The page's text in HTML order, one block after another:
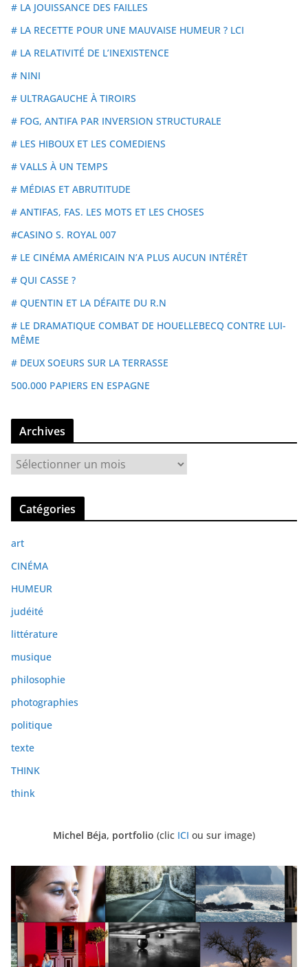
# LA JOUISSANCE DES FAILLES
# LA RECETTE POUR UNE MAUVAISE HUMEUR ? LCI
# LA RELATIVITÉ DE L’INEXISTENCE
# NINI
# ULTRAGAUCHE À TIROIRS
# FOG, ANTIFA PAR INVERSION STRUCTURALE
# LES HIBOUX ET LES COMEDIENS
# VALLS À UN TEMPS
# MÉDIAS ET ABRUTITUDE
# ANTIFAS, FAS. LES MOTS ET LES CHOSES
#CASINO S. ROYAL 007
# LE CINÉMA AMÉRICAIN N’A PLUS AUCUN INTÉRÊT
# QUI CASSE ?
# QUENTIN ET LA DÉFAITE DU R.N
# LE DRAMATIQUE COMBAT DE HOUELLEBECQ CONTRE LUI-
MÊME
# DEUX SOEURS SUR LA TERRASSE
500.000 PAPIERS EN ESPAGNE
Archives
c
v
e
s
Catégories
art
CINÉMA
HUMEUR
judéité
littérature
musique
philosophie
photographies
politique
texte
THINK
think
Michel Béja, portfolio (clic ICI ou sur image)